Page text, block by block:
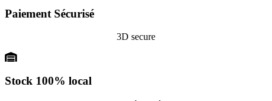
Paiement Sécurisé
3D secure
Stock 100% local